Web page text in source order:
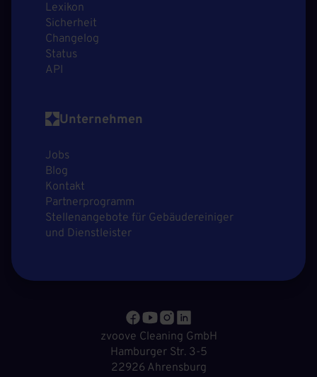
Lexikon
Sicherheit
Changelog
Status
API
Unternehmen
Jobs
Blog
Kontakt
Partnerprogramm
Stellenangebote für Gebäudereiniger
und Dienstleister
zvoove Cleaning GmbH
Hamburger Str. 3-5
22926 Ahrensburg